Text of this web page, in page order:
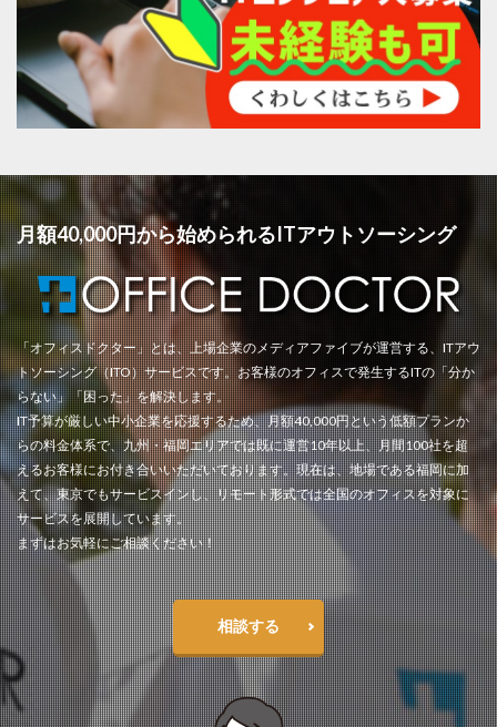
月額40,000円から始められるITアウトソーシング
「オフィスドクター」とは、上場企業のメディアファイブが運営する、ITアウ
トソーシング（ITO）サービスです。お客様のオフィスで発生するITの「分か
らない」「困った」を解決します。
IT予算が厳しい中小企業を応援するため、月額40,000円という低額プランか
らの料金体系で、九州・福岡エリアでは既に運営10年以上、月間100社を超
えるお客様にお付き合いいただいております。現在は、地場である福岡に加
えて、東京でもサービスインし、リモート形式では全国のオフィスを対象に
サービスを展開しています。
まずはお気軽にご相談ください！
相談する